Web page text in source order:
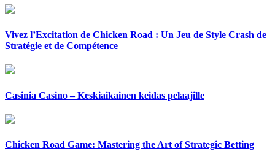
Vivez l’Excitation de Chicken Road : Un Jeu de Style Crash de
Stratégie et de Compétence
Casinia Casino – Keskiaikainen keidas pelaajille
Chicken Road Game: Mastering the Art of Strategic Betting